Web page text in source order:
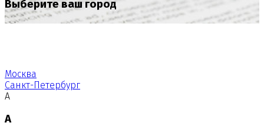
Выберите ваш город
Москва
Санкт-Петербург
А
А